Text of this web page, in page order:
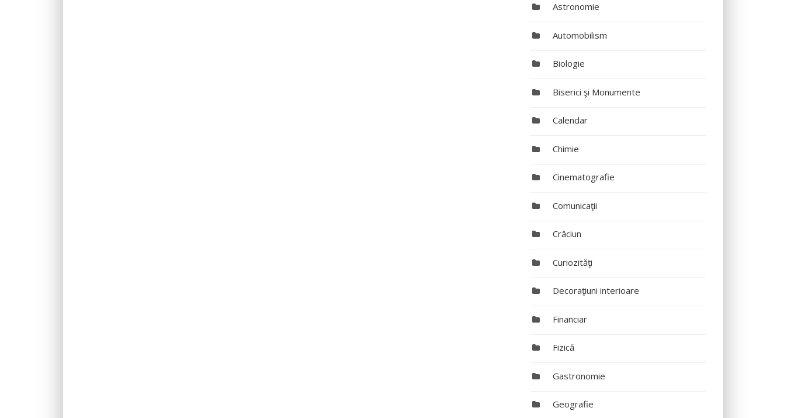
Astronomie
Automobilism
Biologie
Biserici şi Monumente
Calendar
Chimie
Cinematografie
Comunicaţii
Crăciun
Curiozităţi
Decoraţiuni interioare
Financiar
Fizică
Gastronomie
Geografie